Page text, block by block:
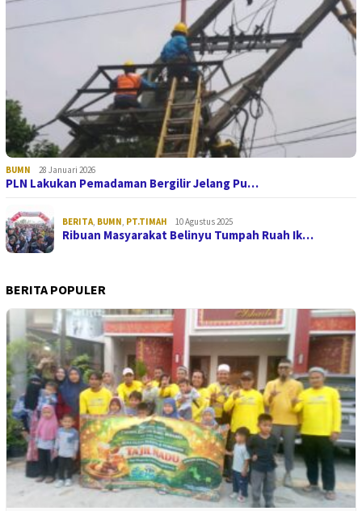
BUMN 28 Januari 2026
PLN Lakukan Pemadaman Bergilir Jelang Pu…
BERITA, BUMN, PT.TIMAH 10 Agustus 2025
Ribuan Masyarakat Belinyu Tumpah Ruah Ik…
BERITA POPULER